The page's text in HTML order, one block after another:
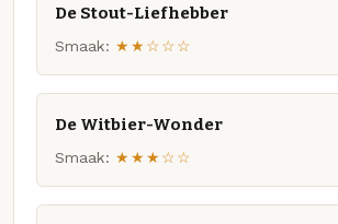
De Stout-Liefhebber
Smaak: ★★☆☆☆
De Witbier-Wonder
Smaak: ★★★☆☆